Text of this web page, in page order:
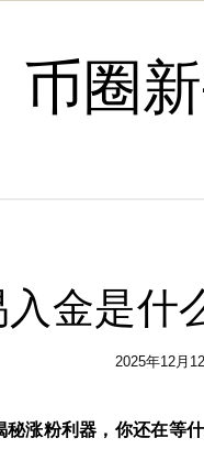
币圈
金是什
2025年12月
秘涨粉利器，你还在等